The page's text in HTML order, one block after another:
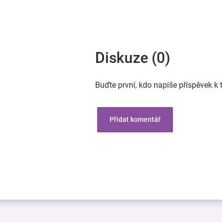
Diskuze (0)
Buďte první, kdo napíše příspěvek k
Přidat komentář
Z